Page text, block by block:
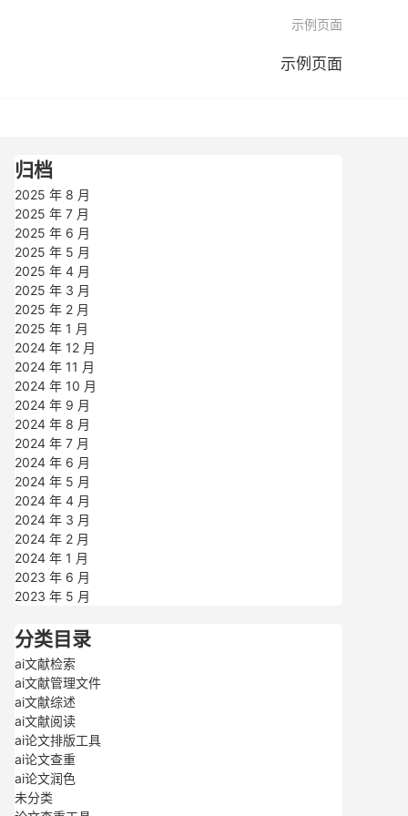
示例页面
示例页面
归档
2025 年 8 月
2025 年 7 月
2025 年 6 月
2025 年 5 月
2025 年 4 月
2025 年 3 月
2025 年 2 月
2025 年 1 月
2024 年 12 月
2024 年 11 月
2024 年 10 月
2024 年 9 月
2024 年 8 月
2024 年 7 月
2024 年 6 月
2024 年 5 月
2024 年 4 月
2024 年 3 月
2024 年 2 月
2024 年 1 月
2023 年 6 月
2023 年 5 月
分类目录
ai文献检索
ai文献管理文件
ai文献综述
ai文献阅读
ai论文排版工具
ai论文查重
ai论文润色
未分类